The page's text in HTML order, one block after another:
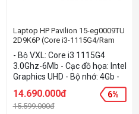
Laptop HP Pavilion 15-eg0009TU
2D9K6P (Core i3-1115G4/Ram
4Gb/SSD 512GB/15.6FHD/VGA
ON/Win10+Office)
- Bộ VXL: Core i3 1115G4
3.0Ghz-6Mb - Cạc đồ họa: Intel
Graphics UHD - Bộ nhớ: 4Gb -
Ổ cứng: 512GB PCIe® NVMe™
M.2 SSD - Màn hình: 15.6Inch
Full HD - Hệ điều hành:
14.690.000đ
15.599.000đ
6%